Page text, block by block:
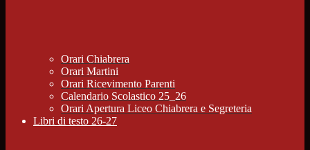
Orari Chiabrera
Orari Martini
Orari Ricevimento Parenti
Calendario Scolastico 25_26
Orari Apertura Liceo Chiabrera e Segreteria
Libri di testo 26-27